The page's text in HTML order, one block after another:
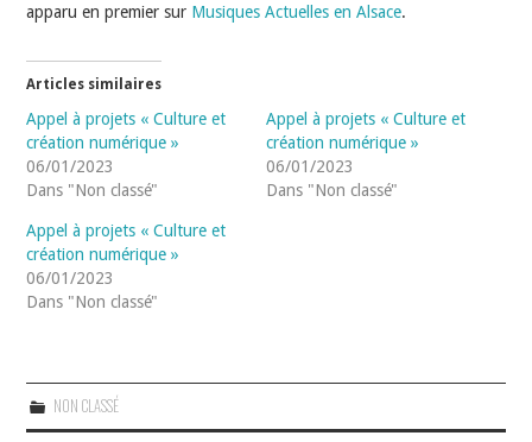
apparu en premier sur Musiques Actuelles en Alsace.
Articles similaires
Appel à projets « Culture et
création numérique »
06/01/2023
Dans "Non classé"
Appel à projets « Culture et
création numérique »
06/01/2023
Dans "Non classé"
Appel à projets « Culture et
création numérique »
06/01/2023
Dans "Non classé"
NON CLASSÉ